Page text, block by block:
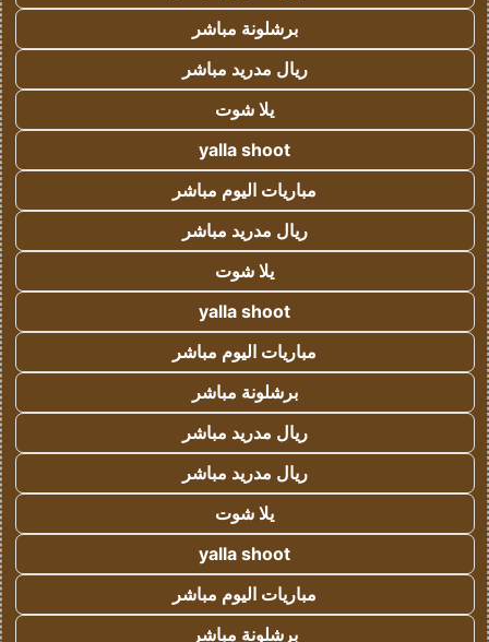
برشلونة مباشر
ريال مدريد مباشر
يلا شوت
yalla shoot
مباريات اليوم مباشر
ريال مدريد مباشر
يلا شوت
yalla shoot
مباريات اليوم مباشر
برشلونة مباشر
ريال مدريد مباشر
ريال مدريد مباشر
يلا شوت
yalla shoot
مباريات اليوم مباشر
برشلونة مباشر